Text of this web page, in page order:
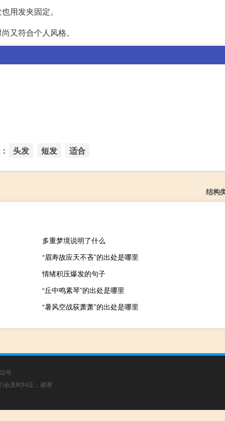
用发夹固定。
又符合个人风格。
头发 短发 适合
结构
多重梦境说明了什么
“眉寿故应天不吝”的出处是哪里
情绪积压爆发的句子
“丘中鸣素琴”的出处是哪里
“暑风空战荻萧萧”的出处是哪里
号
会及时纠正，谢谢